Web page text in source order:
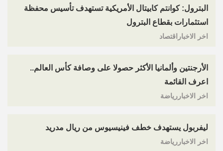
البترول: كوانتم كابيتال الأمريكية تستهدف تأسيس محفظة
استثمارات بقطاع البترول
اخر الاخباراقتصاد
الأرجنتين وألمانيا الأكثر حصولا على وصافة كأس العالم..
اعرف القائمة
اخر الاخباررياضة
ليفربول يستهدف خطف فينيسيوس من ريال مدريد
اخر الاخباررياضة